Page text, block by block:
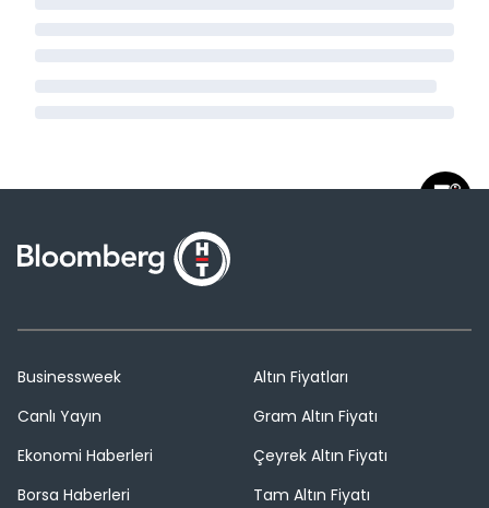
Businessweek
Canlı Yayın
Ekonomi Haberleri
Borsa Haberleri
Altın Fiyatları
Gram Altın Fiyatı
Çeyrek Altın Fiyatı
Tam Altın Fiyatı